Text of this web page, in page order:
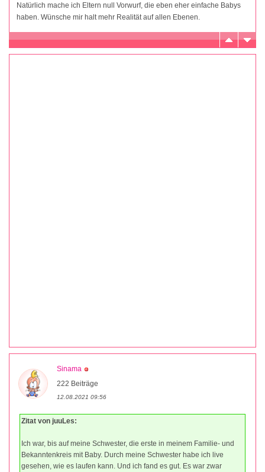
Natürlich mache ich Eltern null Vorwurf, die eben eher einfache Babys
haben. Wünsche mir halt mehr Realität auf allen Ebenen.
Sinama
222 Beiträge
12.08.2021 09:56
Zitat von juuLes:
Ich war, bis auf meine Schwester, die erste in meinem Familie- und
Bekanntenkreis mit Baby. Durch meine Schwester habe ich live
gesehen, wie es laufen kann. Und ich fand es gut. Es war zwar